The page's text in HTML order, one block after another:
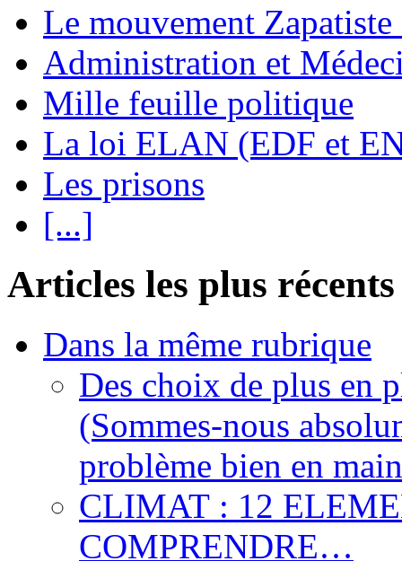
Le mouvement
Administration et
Mille feuille politique
La loi ELAN (EDF et
Les prisons
[...]
Articles les plus récents
Dans la même rubrique
Des choix de plus en
(Sommes-nous
problème bien en
CLIMAT : 12
COMPRENDRE…